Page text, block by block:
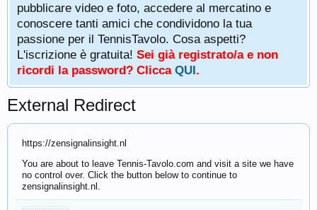
pubblicare video e foto, accedere al mercatino e
conoscere tanti amici che condividono la tua
passione per il TennisTavolo. Cosa aspetti?
L'iscrizione è gratuita! Sei già registrato/a e non
ricordi la password? Clicca QUI.
External Redirect
https://zensignalinsight.nl
You are about to leave Tennis-Tavolo.com and visit a site we have
no control over. Click the button below to continue to
zensignalinsight.nl.